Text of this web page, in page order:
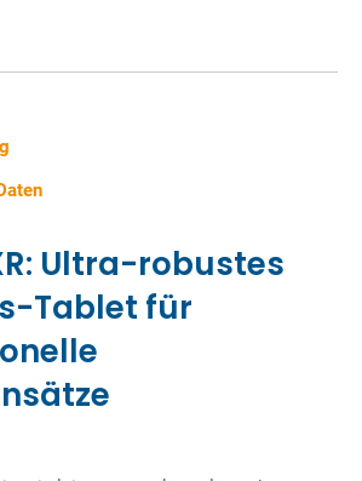
Ultra-robustes
Tablet für